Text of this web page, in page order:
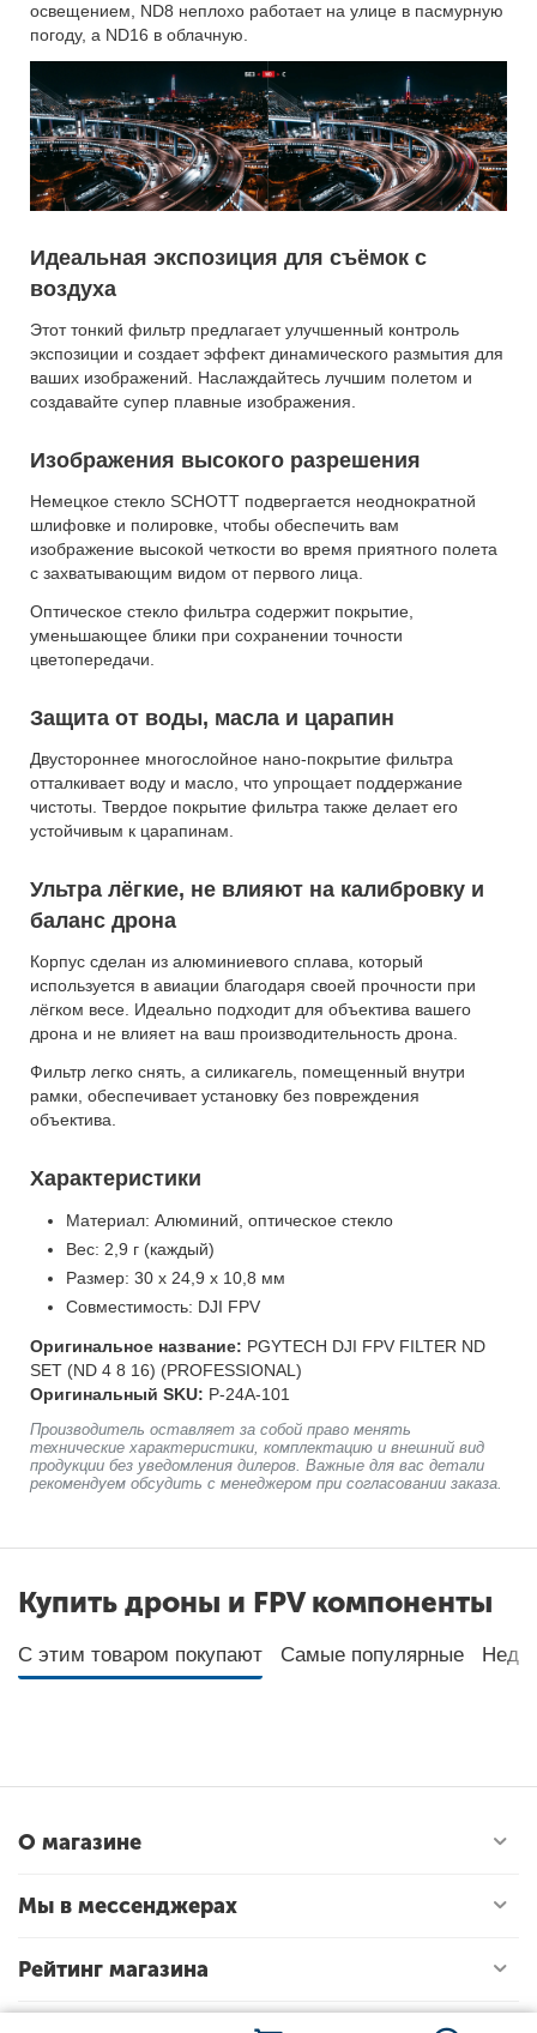
освещением, ND8 неплохо работает на улице в пасмурную
погоду, а ND16 в облачную.
Идеальная экспозиция для съёмок с
воздуха
Этот тонкий фильтр предлагает улучшенный контроль
экспозиции и создает эффект динамического размытия для
ваших изображений. Наслаждайтесь лучшим полетом и
создавайте супер плавные изображения.
Изображения высокого разрешения
Немецкое стекло SCHOTT подвергается неоднократной
шлифовке и полировке, чтобы обеспечить вам
изображение высокой четкости во время приятного полета
с захватывающим видом от первого лица.
Оптическое стекло фильтра содержит покрытие,
уменьшающее блики при сохранении точности
цветопередачи.
Защита от воды, масла и царапин
Двустороннее многослойное нано-покрытие фильтра
отталкивает воду и масло, что упрощает поддержание
чистоты. Твердое покрытие фильтра также делает его
устойчивым к царапинам.
Ультра лёгкие, не влияют на калибровку и
баланс дрона
Корпус сделан из алюминиевого сплава, который
используется в авиации благодаря своей прочности при
лёгком весе. Идеально подходит для объектива вашего
дрона и не влияет на ваш производительность дрона.
Фильтр легко снять, а силикагель, помещенный внутри
рамки, обеспечивает установку без повреждения
объектива.
Характеристики
Материал: Алюминий, оптическое стекло
Вес: 2,9 г (каждый)
Размер: 30 х 24,9 х 10,8 мм
Совместимость: DJI FPV
Оригинальное название: PGYTECH DJI FPV FILTER ND
SET (ND 4 8 16) (PROFESSIONAL)
Оригинальный SKU: P-24A-101
Производитель оставляет за собой право менять
технические характеристики, комплектацию и внешний вид
продукции без уведомления дилеров. Важные для вас детали
рекомендуем обсудить с менеджером при согласовании заказа.
Купить дроны и FPV компоненты
С этим товаром покупают Самые популярные
О магазине
Мы в мессенджерах
Рейтинг магазина